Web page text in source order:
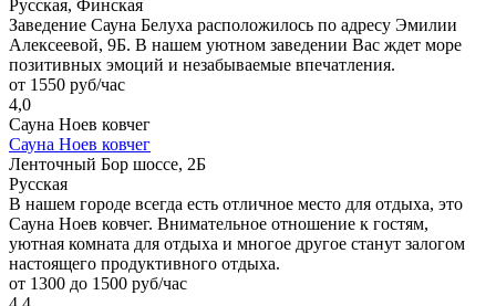
Русская, Финская
Заведение Сауна Белуха расположилось по адресу Эмилии
Алексеевой, 9Б. В нашем уютном заведении Вас ждет море
позитивных эмоций и незабываемые впечатления.
от 1550 руб/час
4,0
Сауна Ноев ковчег
Сауна Ноев ковчег
Ленточный Бор шоссе, 2Б
Русская
В нашем городе всегда есть отличное место для отдыха, это
Сауна Ноев ковчег. Внимательное отношение к гостям,
уютная комната для отдыха и многое другое станут залогом
настоящего продуктивного отдыха.
от 1300 до 1500 руб/час